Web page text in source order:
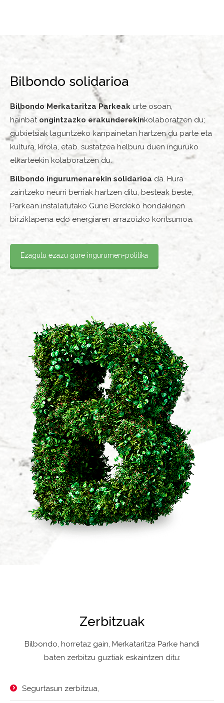
Bilbondo solidarioa
Bilbondo Merkataritza Parkeak urte osoan,
hainbat ongintzazko erakunderekinkolaboratzen du;
gutxietsiak laguntzeko kanpainetan hartzen du parte eta
kultura, kirola, etab. sustatzea helburu duen inguruko
elkarteekin kolaboratzen du.
Bilbondo ingurumenarekin solidarioa da. Hura
zaintzeko neurri berriak hartzen ditu, besteak beste,
Parkean instalatutako Gune Berdeko hondakinen
birziklapena edo energiaren arrazoizko kontsumoa.
Ezagutu ezazu gure ingurumen-politika
Zerbitzuak
Bilbondo, horretaz gain, Merkataritza Parke handi
baten zerbitzu guztiak eskaintzen ditu:
Segurtasun zerbitzua,